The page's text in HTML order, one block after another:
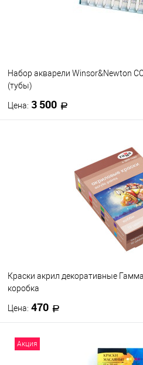
Набор акварели Winsor&Newton
(тубы)
Цена: 3 500
Краски акрил декоративные
коробка
Цена: 470
Акция